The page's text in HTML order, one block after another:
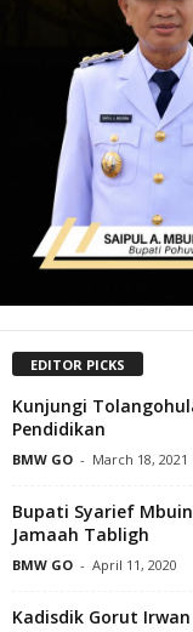
EDITOR PICKS
Kunjungi
Pendidikan
BMW GO - March 18, 2021
Bupati Syarief
Jamaah Tabligh
BMW GO - April 11, 2020
Kadisdik Gorut